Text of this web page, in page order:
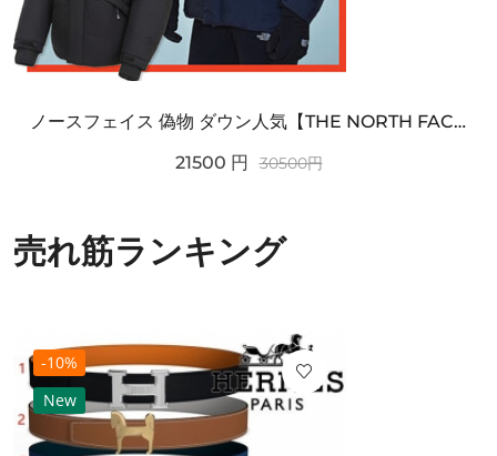
ノースフェイス 偽物 ダウン人気【THE NORTH FACE】M'S 7 SUMMIT HIM...
21500 円 30500円
売れ筋ランキング
-10%
New